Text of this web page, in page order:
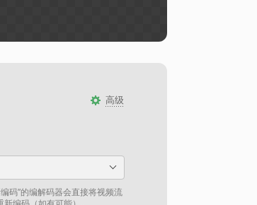
高级
码”的编解码器会直接将视频流